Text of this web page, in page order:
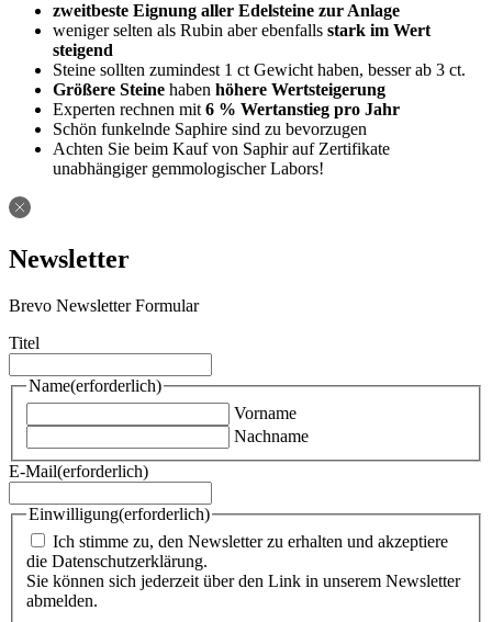
zweitbeste Eignung aller Edelsteine zur Anlage
weniger selten als Rubin aber ebenfalls stark im Wert
steigend
Steine sollten zumindest 1 ct Gewicht haben, besser ab 3 ct.
Größere Steine haben höhere Wertsteigerung
Experten rechnen mit6 % Wertanstieg pro Jahr
Schön funkelnde Saphire sind zu bevorzugen
Achten Sie beim Kauf von Saphir auf Zertifikate
unabhängiger gemmologischer Labors!
Newsletter
Brevo Newsletter Formular
Titel
Name(erforderlich)
Vorname
Nachname
E-Mail(erforderlich)
Einwilligung(erforderlich)
Ich stimme zu, den Newsletter zu erhalten und akzeptiere
die Datenschutzerklärung.
Sie können sich jederzeit über den Link in unserem Newsletter
abmelden.